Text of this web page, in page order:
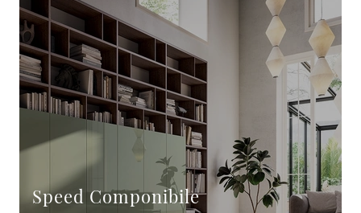
Speed Componibile